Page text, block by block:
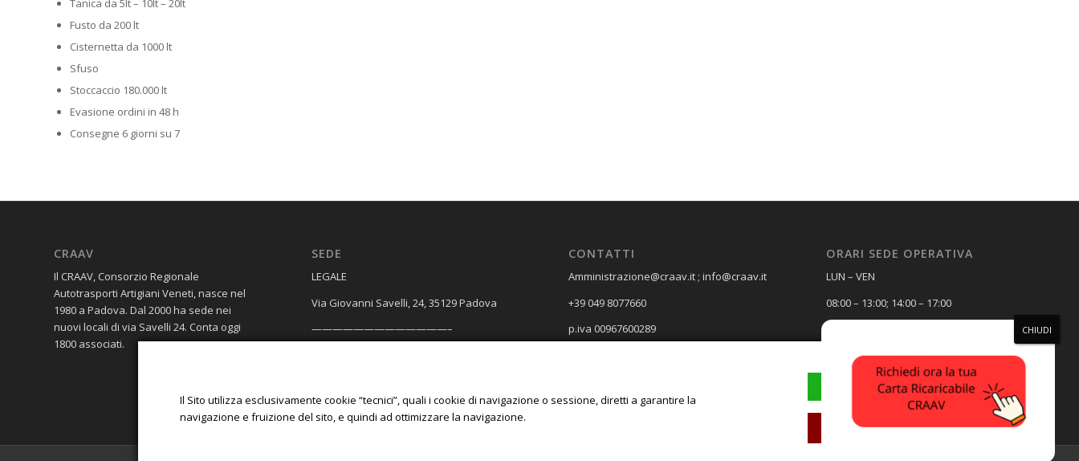
Tanica da 5lt – 10lt – 20lt
Fusto da 200 lt
Cisternetta da 1000 lt
Sfuso
Stoccaccio 180.000 lt
Evasione ordini in 48 h
Consegne 6 giorni su 7
CRAAV
Il CRAAV, Consorzio Regionale
Autotrasporti Artigiani Veneti, nasce nel
1980 a Padova. Dal 2000 ha sede nei
nuovi locali di via Savelli 24. Conta oggi
1800 associati.
SEDE
​LEGALE
Via Giovanni Savelli, 24, 35129 Padova
—————————————–
CONTATTI
Amministrazione@craav.it ; info@craav.it
+39 049 8077660
p.iva 00967600289
ORARI SEDE OPERATIVA
LUN – VEN
08:00 – 13:00; 14:00 – 17:00
Chiuso
Il Sito utilizza esclusivamente cookie “tecnici”, quali i cookie di navigazione o sessione, diretti a garantire la
navigazione e fruizione del sito, e quindi ad ottimizzare la navigazione.
ACCETTA
RIFIUTA